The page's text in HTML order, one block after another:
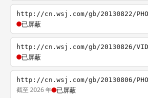
http://cn.wsj.com/gb/20130822/
已屏蔽
http://cn.wsj.com/gb/20130826/
已屏蔽
http://cn.wsj.com/gb/20130806/
截至 2026 年 已屏蔽